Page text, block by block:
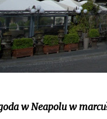
w Neapolu w